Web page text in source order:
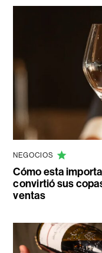
NEGOCIOS
Cómo esta
convirtió sus
ventas